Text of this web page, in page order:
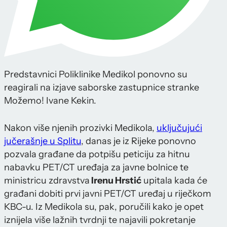
Predstavnici Poliklinike Medikol ponovno su
reagirali na izjave saborske zastupnice stranke
Možemo! Ivane Kekin.
Nakon više njenih prozivki Medikola, uključujući
jučerašnje u Splitu, danas je iz Rijeke ponovno
pozvala građane da potpišu peticiju za hitnu
nabavku PET/CT uređaja za javne bolnice te
ministricu zdravstva Irenu Hrstić upitala kada će
građani dobiti prvi javni PET/CT uređaj u riječkom
KBC-u. Iz Medikola su, pak, poručili kako je opet
iznijela više lažnih tvrdnji te najavili pokretanje